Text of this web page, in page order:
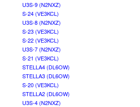
U3S-9 (N2NXZ)
S-24 (VE3KCL)
U3S-8 (N2NXZ)
S-23 (VE3KCL)
S-22 (VE3KCL)
U3S-7 (N2NXZ)
S-21 (VE3KCL)
STELLA4 (DL6OW)
STELLA3 (DL6OW)
S-20 (VE3KCL)
STELLA2 (DL6OW)
U3S-4 (N2NXZ)